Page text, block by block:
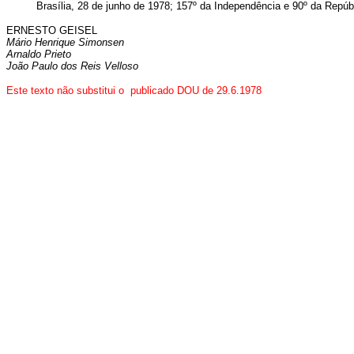
Brasília, 28 de junho de 1978; 157º da Independência e 90º da
ERNESTO GEISEL
Mário Henrique Simonsen
Arnaldo Prieto
João Paulo dos Reis Velloso
Este texto não substitui o publicado DOU de 29.6.1978